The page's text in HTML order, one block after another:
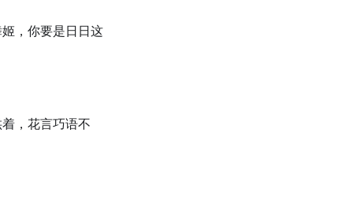
，你要是日日这
，花言巧语不